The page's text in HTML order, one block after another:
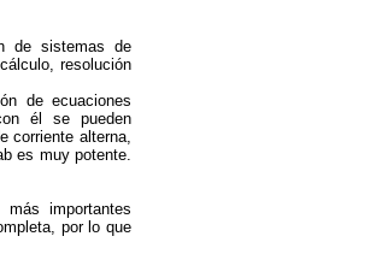
de sistemas de
resolución
de ecuaciones
él se pueden
corriente alterna,
es muy potente.
importantes
por lo que